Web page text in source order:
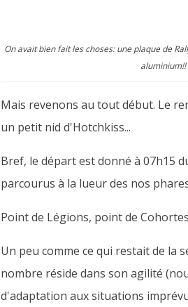
On avait bien fait les choses: une plaque de
Mais revenons au tout début. Le
un petit nid d'Hotchkiss...
Bref, le départ est donné à 07h15
parcourus à la lueur des nos
Point de Légions, point de
Un peu comme ce qui restait de la
nombre réside dans son agilité
d'adaptation aux situations